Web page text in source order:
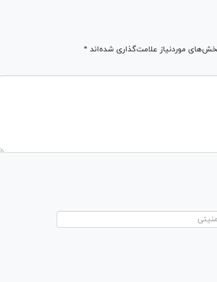
موردنیاز علامت‌گذاری شده‌اند *